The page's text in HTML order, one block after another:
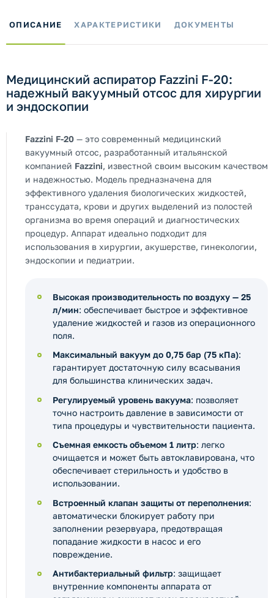
ОПИСАНИЕ ХАРАКТЕРИСТИКИ ДОКУМЕНТЫ
Медицинский аспиратор Fazzini F-20:
надежный вакуумный отсос для хирургии
и эндоскопии
Fazzini F-20 — это современный медицинский
вакуумный отсос, разработанный итальянской
компанией Fazzini, известной своим высоким качеством
и надежностью. Модель предназначена для
эффективного удаления биологических жидкостей,
транссудата, крови и других выделений из полостей
организма во время операций и диагностических
процедур. Аппарат идеально подходит для
использования в хирургии, акушерстве, гинекологии,
эндоскопии и педиатрии.
Высокая производительность по воздуху — 25
л/мин: обеспечивает быстрое и эффективное
удаление жидкостей и газов из операционного
поля.
Максимальный вакуум до 0,75 бар (75 кПа):
гарантирует достаточную силу всасывания
для большинства клинических задач.
Регулируемый уровень вакуума: позволяет
точно настроить давление в зависимости от
типа процедуры и чувствительности пациента.
Съемная емкость объемом 1 литр: легко
очищается и может быть автоклавирована, что
обеспечивает стерильность и удобство в
использовании.
Встроенный клапан защиты от переполнения:
автоматически блокирует работу при
заполнении резервуара, предотвращая
попадание жидкости в насос и его
повреждение.
Антибактериальный фильтр: защищает
внутренние компоненты аппарата от